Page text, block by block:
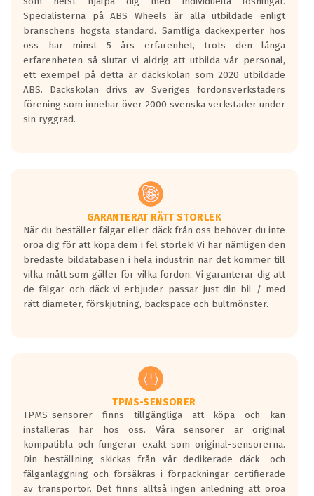
den kortaste bromssträckan och F är den
längsta.
Inga D eller G betyg delas ut för
personbilar och lätta lastbilar.
Betyget sätts efter ett test där däcken
skall bromsa in på en väg där det ligger
0.5-1.5 mm vatten.
I 80km/h kommer skillnaden på
Vid körning i över 50km/h brukar
rullmotståndets ljud överträffa
motorljudet.
På däckmärkningen kommer det finnas
en symbol av ett däck med vågar. Hög
bullernivå markeras med svarta vågor
medans de vita vågorna påvisar om det är
ett tyst däck.
regelverket som introduceras år 2016.
Ett däck med två svarta vågor är redan
godkända för år 2016 nya regelverk.
Ett däck med en svart våg kommer vara
minst tre decibel tystare än det
regelverk som börjar gälla 2016.
Specialisterna på ABS Wheels är alla utbildade enligt
branschens högsta standard. Samtliga däckexperter hos
oss har minst 5 års erfarenhet, trots den långa
erfarenheten så slutar vi aldrig att utbilda vår personal,
ett exempel på detta är däckskolan som 2020 utbildade
ABS. Däckskolan drivs av Sveriges fordonsverkstäders
förening som innehar över 2000 svenska verkstäder under
sin ryggrad.
GARANTERAT RÄTT STORLEK
När du beställer fälgar eller däck från oss behöver du inte
oroa dig för att köpa dem i fel storlek! Vi har nämligen den
bredaste bildatabasen i hela industrin när det kommer till
vilka mått som gäller för vilka fordon. Vi garanterar dig att
de fälgar och däck vi erbjuder passar just din bil / med
rätt diameter, förskjutning, backspace och bultmönster.
TPMS-SENSORER
TPMS-sensorer finns tillgängliga att köpa och kan
installeras här hos oss. Våra sensorer är original
kompatibla och fungerar exakt som original-sensorerna.
Din beställning skickas från vår dedikerade däck- och
fälganläggning och försäkras i förpackningar certifierade
av transportör. Det finns alltså ingen anledning att oroa